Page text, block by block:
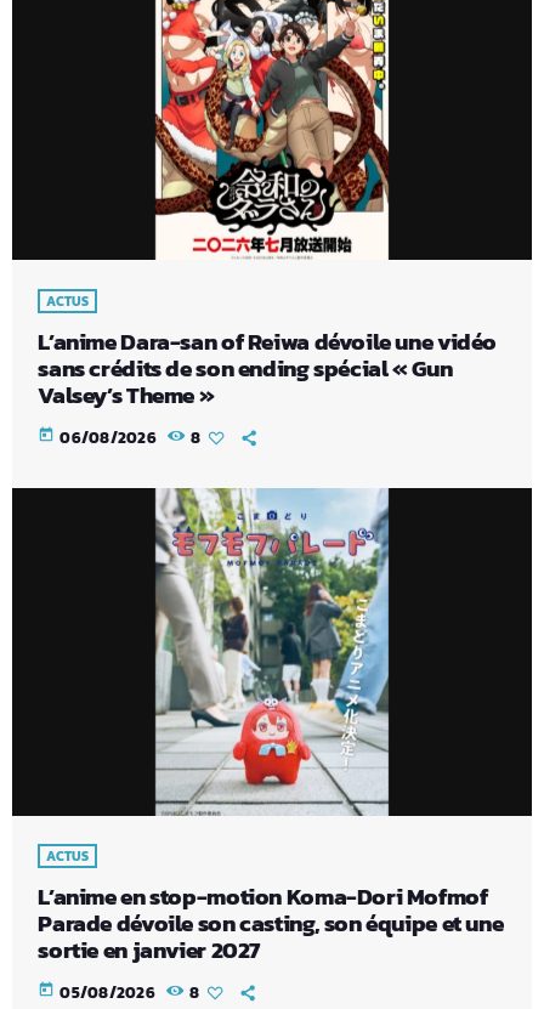
ACTUS
L’anime Dara-san of Reiwa dévoile une vidéo
sans crédits de son ending spécial « Gun
Valsey’s Theme »
today 06/08/2026 8
ACTUS
L’anime en stop-motion Koma-Dori Mofmof
Parade dévoile son casting, son équipe et une
sortie en janvier 2027
today 05/08/2026 8